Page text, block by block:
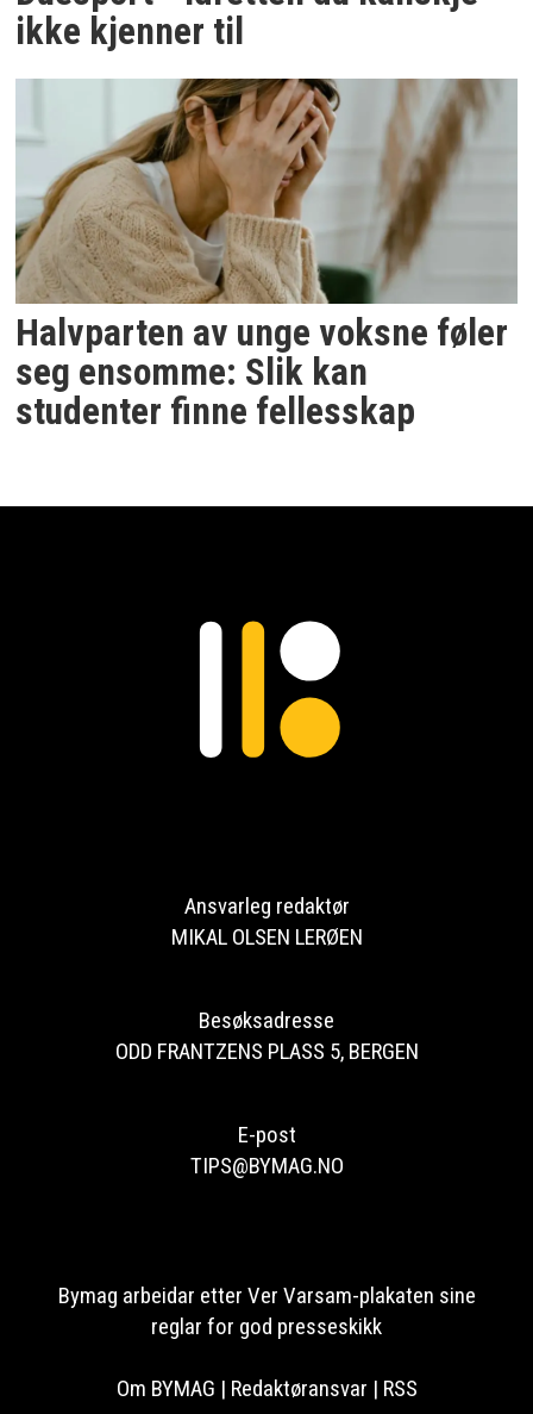
ikke kjenner til
Halvparten av unge voksne føler
seg ensomme: Slik kan
studenter finne fellesskap
Ansvarleg redaktør
MIKAL OLSEN LERØEN
Besøksadresse
ODD FRANTZENS PLASS 5, BERGEN
E-post
TIPS@BYMAG.NO
Bymag arbeidar etter Ver Varsam-plakaten sine
reglar for god presseskikk
Om BYMAG | Redaktøransvar | RSS